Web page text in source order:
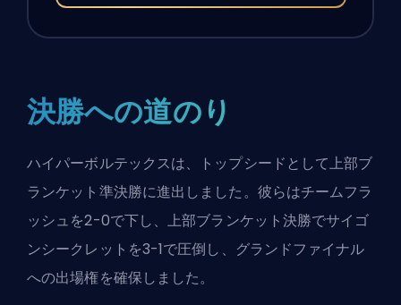
決勝への道のり
ハイパーボルテックスは、トップシードとして上部ブ
ランケット準決勝に進出しました。彼らはチームフラ
ッシュを2-0で下し、上部ブランケット決勝でサイゴ
ンシークレットを3-1で圧倒し、グランドファイナル
への出場権を確保しました。